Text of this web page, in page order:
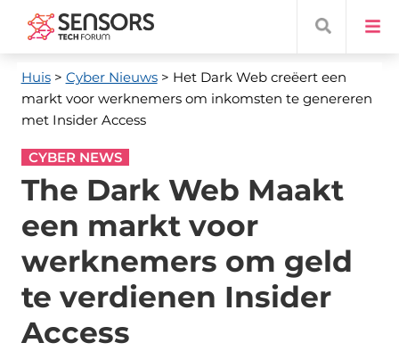
Huis> Cyber ​​Nieuws> Het Dark Web creëert een
markt voor werknemers om inkomsten te genereren
met Insider Access
CYBER NEWS
The Dark Web Maakt
een markt voor
werknemers om geld
te verdienen Insider
Access